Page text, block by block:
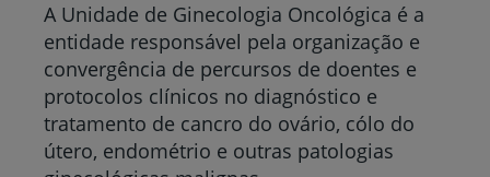
A Unidade de Ginecologia Oncológica é a
entidade responsável pela organização e
convergência de percursos de doentes e
protocolos clínicos no diagnóstico e
tratamento de cancro do ovário, cólo do
útero, endométrio e outras patologias